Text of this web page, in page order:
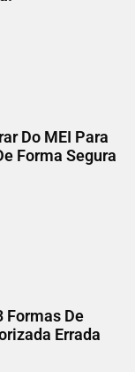
Do MEI Para
Forma Segura
Formas De
Errada